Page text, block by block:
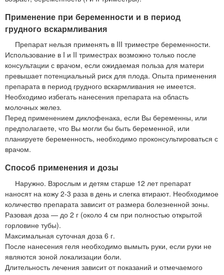
Применение при беременности и в период
грудного вскармливания
Препарат нельзя применять в III триместре беременности.
Использование в I и II триместрах возможно только после
консультации с врачом, если ожидаемая польза для матери
превышает потенциальный риск для плода. Опыта применения
препарата в период грудного вскармливания не имеется.
Необходимо избегать нанесения препарата на область
молочных желез.
Перед применением диклофенака, если Вы беременны, или
предполагаете, что Вы могли бы быть беременной, или
планируете беременность, необходимо проконсультироваться с
врачом.
Способ применения и дозы
Наружно. Взрослым и детям старше 12 лет препарат
наносят на кожу 2-3 раза в день и слегка втирают. Необходимое
количество препарата зависит от размера болезненной зоны.
Разовая доза — до 2 г (около 4 см при полностью открытой
горловине тубы).
Максимальная суточная доза 6 г.
После нанесения геля необходимо вымыть руки, если руки не
являются зоной локализации боли.
Длительность лечения зависит от показаний и отмечаемого